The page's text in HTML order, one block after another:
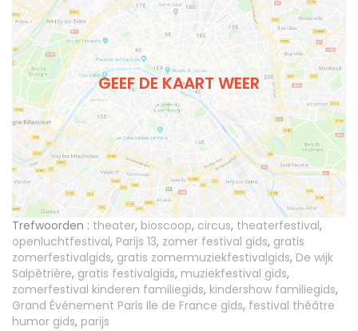
GEEF DE KAART WEER
Trefwoorden : theater, bioscoop, circus, theaterfestival,
openluchtfestival, Parijs 13, zomer festival gids, gratis
zomerfestivalgids, gratis zomermuziekfestivalgids, De wijk
Salpêtrière, gratis festivalgids, muziekfestival gids,
zomerfestival kinderen familiegids, kindershow familiegids,
Grand Événement Paris Ile de France gids, festival théâtre
humor gids, parijs